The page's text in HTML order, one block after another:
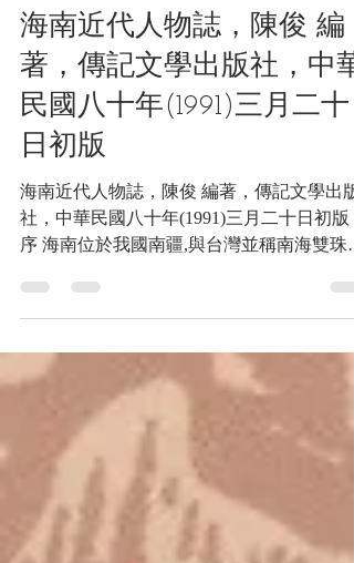
2023年3月7日 讀畢需時 12 分鐘
海南近代人物誌，陳俊 編
著，傳記文學出版社，中華
民國八十年(1991)三月二十
日初版
海南近代人物誌，陳俊 編著，傳記文學出版
序 海南位於我國南疆,與台灣並稱南海雙珠
漢置珠崖、儋耳兩郡,其後歷朝或廢或置。宋
史食貨志商稅條 :「海南收稅,較船之丈尺,謂
格納。……賈物自泉、福、兩浙、湖廣至者,
皆金銀物帛,直或...